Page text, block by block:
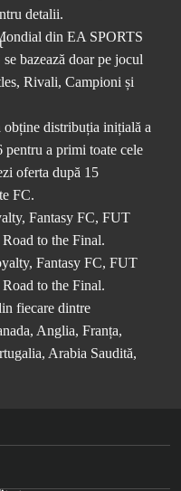
detalii.
din EA SPORTS
bazează doar pe jocul
Rivali, Campioni și
obține distribuția inițială a
a primi toate cele
oferta după 15
FC.
Fantasy FC, FUT
to the Final.
Fantasy FC, FUT
to the Final.
fiecare dintre
Anglia, Franța,
Arabia Saudită,